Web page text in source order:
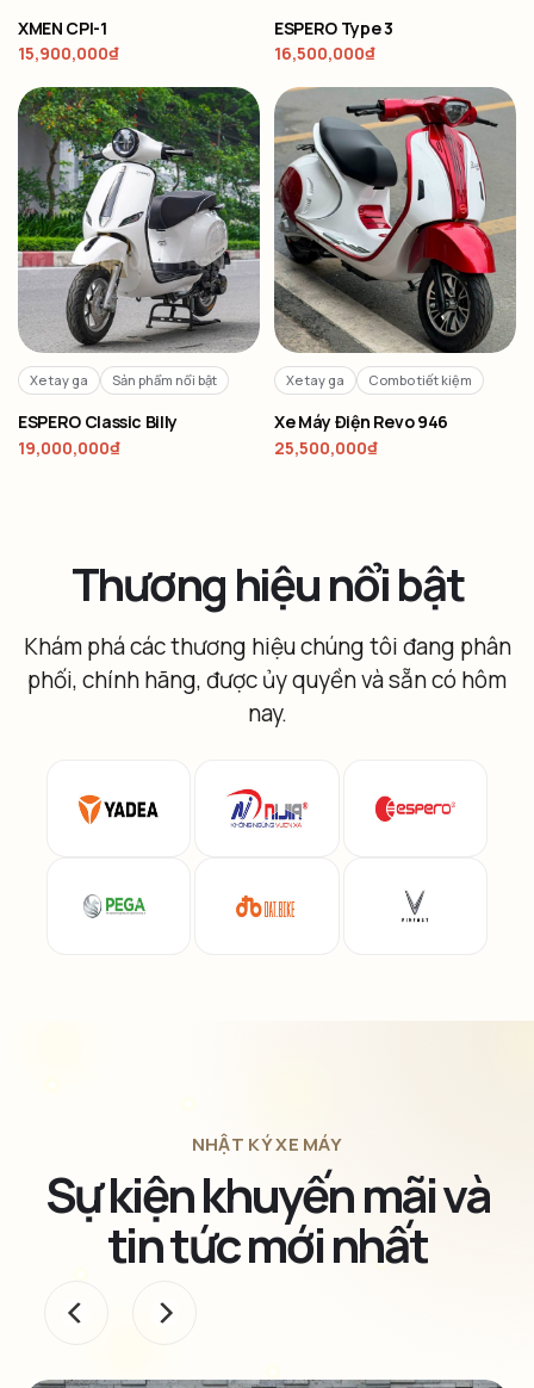
XMEN CPI-1
15,900,000₫
ESPERO Type 3
16,500,000₫
Xe tay ga Sản phẩm nổi bật
ESPERO Classic Billy
19,000,000₫
Xe tay ga Combo tiết kiệm
Xe Máy Điện Revo 946
25,500,000₫
Thương hiệu nổi bật
Khám phá các thương hiệu chúng tôi đang phân
phối, chính hãng, được ủy quyền và sẵn có hôm
nay.
NHẬT KÝ XE MÁY
Sự kiện khuyến mãi và
tin tức mới nhất